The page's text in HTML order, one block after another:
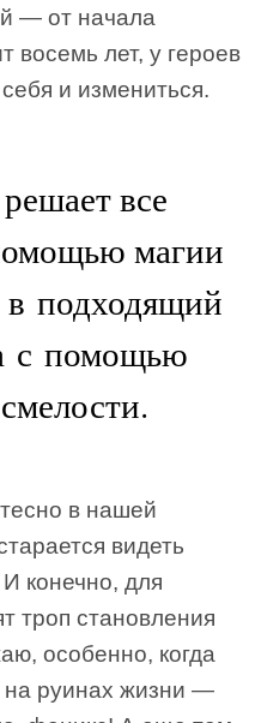
— от начала
восемь лет, у героев
и измениться.
все
магии
подходящий
с помощью
в нашей
видеть
конечно, для
троп становления
особенно, когда
на руинах жизни —